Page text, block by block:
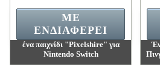
ένα παιχνίδι "Pixelshire" για
Nintendo Switch
ΜΕ
ΕΝΔΙΑΦΈΡΕΙ